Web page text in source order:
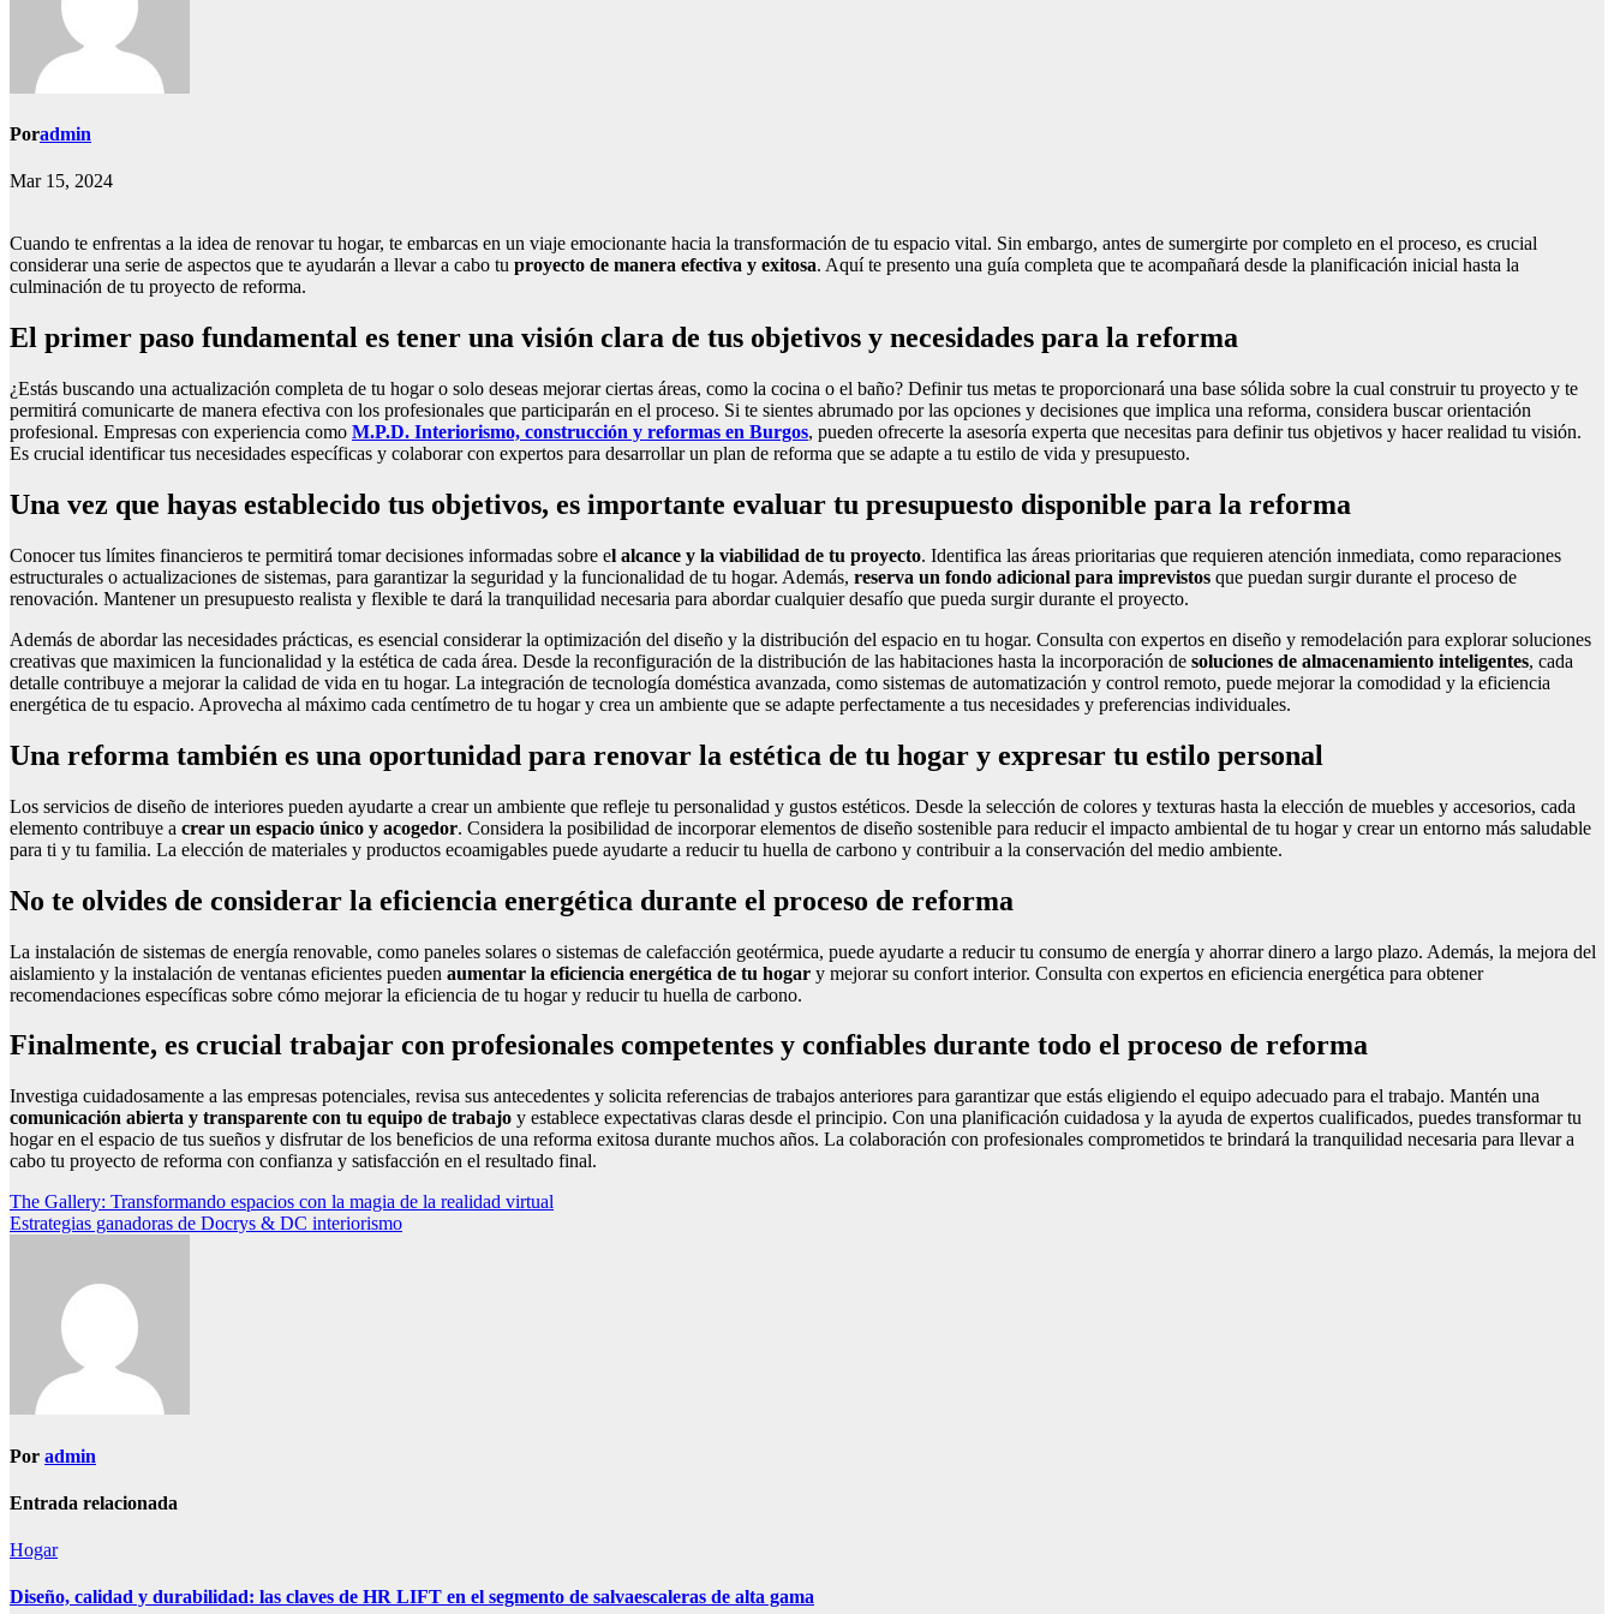
Poradmin
Mar 15, 2024
Cuando te enfrentas a la idea de renovar tu hogar, te embarcas en un viaje emocionante hacia la transformación de tu espacio vital. Sin embargo, antes de sumergirte por completo en el proceso, es crucial
considerar una serie de aspectos que te ayudarán a llevar a cabo tu proyecto de manera efectiva y exitosa. Aquí te presento una guía completa que te acompañará desde la planificación inicial hasta la
culminación de tu proyecto de reforma.
El primer paso fundamental es tener una visión clara de tus objetivos y necesidades para la reforma
¿Estás buscando una actualización completa de tu hogar o solo deseas mejorar ciertas áreas, como la cocina o el baño? Definir tus metas te proporcionará una base sólida sobre la cual construir tu proyecto y te
permitirá comunicarte de manera efectiva con los profesionales que participarán en el proceso. Si te sientes abrumado por las opciones y decisiones que implica una reforma, considera buscar orientación
profesional. Empresas con experiencia como M.P.D. Interiorismo, construcción y reformas en Burgos, pueden ofrecerte la asesoría experta que necesitas para definir tus objetivos y hacer realidad tu visión.
Es crucial identificar tus necesidades específicas y colaborar con expertos para desarrollar un plan de reforma que se adapte a tu estilo de vida y presupuesto.
Una vez que hayas establecido tus objetivos, es importante evaluar tu presupuesto disponible para la reforma
Conocer tus límites financieros te permitirá tomar decisiones informadas sobre el alcance y la viabilidad de tu proyecto. Identifica las áreas prioritarias que requieren atención inmediata, como reparaciones
estructurales o actualizaciones de sistemas, para garantizar la seguridad y la funcionalidad de tu hogar. Además, reserva un fondo adicional para imprevistos que puedan surgir durante el proceso de
renovación. Mantener un presupuesto realista y flexible te dará la tranquilidad necesaria para abordar cualquier desafío que pueda surgir durante el proyecto.
Además de abordar las necesidades prácticas, es esencial considerar la optimización del diseño y la distribución del espacio en tu hogar. Consulta con expertos en diseño y remodelación para explorar soluciones
creativas que maximicen la funcionalidad y la estética de cada área. Desde la reconfiguración de la distribución de las habitaciones hasta la incorporación de soluciones de almacenamiento inteligentes, cada
detalle contribuye a mejorar la calidad de vida en tu hogar. La integración de tecnología doméstica avanzada, como sistemas de automatización y control remoto, puede mejorar la comodidad y la eficiencia
energética de tu espacio. Aprovecha al máximo cada centímetro de tu hogar y crea un ambiente que se adapte perfectamente a tus necesidades y preferencias individuales.
Una reforma también es una oportunidad para renovar la estética de tu hogar y expresar tu estilo personal
Los servicios de diseño de interiores pueden ayudarte a crear un ambiente que refleje tu personalidad y gustos estéticos. Desde la selección de colores y texturas hasta la elección de muebles y accesorios, cada
elemento contribuye a crear un espacio único y acogedor. Considera la posibilidad de incorporar elementos de diseño sostenible para reducir el impacto ambiental de tu hogar y crear un entorno más saludable
para ti y tu familia. La elección de materiales y productos ecoamigables puede ayudarte a reducir tu huella de carbono y contribuir a la conservación del medio ambiente.
No te olvides de considerar la eficiencia energética durante el proceso de reforma
La instalación de sistemas de energía renovable, como paneles solares o sistemas de calefacción geotérmica, puede ayudarte a reducir tu consumo de energía y ahorrar dinero a largo plazo. Además, la mejora del
aislamiento y la instalación de ventanas eficientes pueden aumentar la eficiencia energética de tu hogar y mejorar su confort interior. Consulta con expertos en eficiencia energética para obtener
recomendaciones específicas sobre cómo mejorar la eficiencia de tu hogar y reducir tu huella de carbono.
Finalmente, es crucial trabajar con profesionales competentes y confiables durante todo el proceso de reforma
Investiga cuidadosamente a las empresas potenciales, revisa sus antecedentes y solicita referencias de trabajos anteriores para garantizar que estás eligiendo el equipo adecuado para el trabajo. Mantén una
comunicación abierta y transparente con tu equipo de trabajo y establece expectativas claras desde el principio. Con una planificación cuidadosa y la ayuda de expertos cualificados, puedes transformar tu
hogar en el espacio de tus sueños y disfrutar de los beneficios de una reforma exitosa durante muchos años. La colaboración con profesionales comprometidos te brindará la tranquilidad necesaria para llevar a
cabo tu proyecto de reforma con confianza y satisfacción en el resultado final.
Navegación
de
The Gallery: Transformando espacios con la magia de la realidad virtual
Estrategias ganadoras de Docrys & DC interiorismo
Por admin
Entrada relacionada
Hogar
Diseño, calidad y durabilidad: las claves de HR LIFT en el segmento de salvaescaleras de alta gama